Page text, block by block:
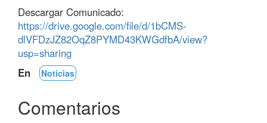
Descargar Comunicado:
https://drive.google.com/file/d/1bCMS-
dlVFDzJZ82OqZ8PYMD43KWGdfbA/view?
usp=sharing
En
Noticias
Comentarios